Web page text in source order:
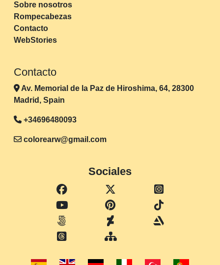
Sobre nosotros
Rompecabezas
Contacto
WebStories
Contacto
Av. Memorial de la Paz de Hiroshima, 64, 28300
Madrid, Spain
+34696480093
colorearw@gmail.com
Sociales